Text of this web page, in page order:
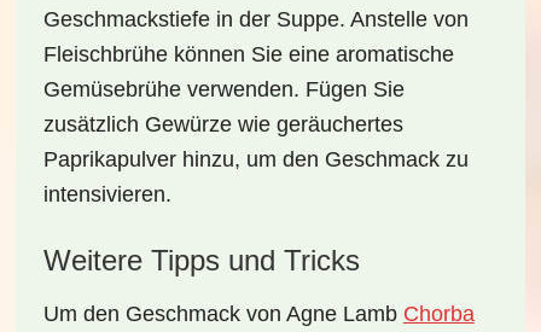
Geschmackstiefe in der Suppe. Anstelle von
Fleischbrühe können Sie eine aromatische
Gemüsebrüheverwenden. Fügen Sie
zusätzlich Gewürze wie geräuchertes
Paprikapulver hinzu, um den Geschmack zu
intensivieren.
Weitere Tipps und Tricks
Um den Geschmack von Agne Lamb Chorba